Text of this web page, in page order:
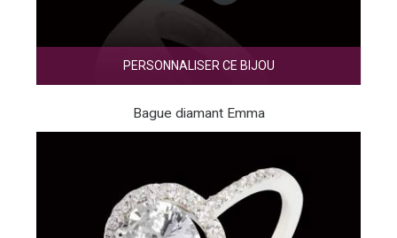
PERSONNALISER CE BIJOU
Bague diamant Emma